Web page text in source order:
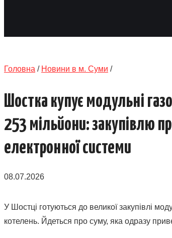
Головна / Новини в м. Суми /
Шостка купує модульні
253 мільйони: закупівлю
електронної системи
08.07.2026
У Шостці готуються до великої закупівлі
котелень. Йдеться про суму, яка одразу